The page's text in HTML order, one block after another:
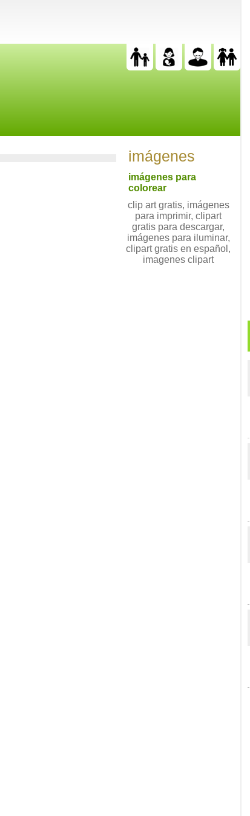
imágenes
imágenes para
colorear
clip art gratis, imágenes
para imprimir, clipart
gratis para descargar,
imágenes para iluminar,
clipart gratis en español,
imagenes clipart